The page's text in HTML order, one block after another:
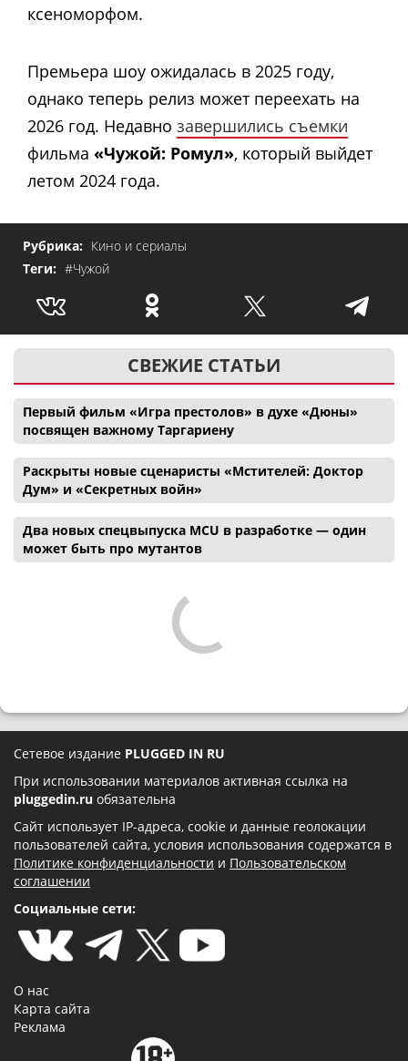
ксеноморфом.
Премьера шоу ожидалась в 2025 году,
однако теперь релиз может переехать на
2026 год. Недавно завершились съемки
фильма «Чужой: Ромул», который выйдет
летом 2024 года.
Рубрика: Кино и сериалы
Теги: #Чужой
СВЕЖИЕ СТАТЬИ
Первый фильм «Игра престолов» в духе «Дюны»
посвящен важному Таргариену
Раскрыты новые сценаристы «Мстителей: Доктор
Дум» и «Секретных войн»
Два новых спецвыпуска MCU в разработке — один
может быть про мутантов
Сетевое издание PLUGGED IN RU
При использовании материалов активная ссылка на
pluggedin.ru обязательна
Сайт использует IP-адреса, cookie и данные геолокации
пользователей сайта, условия использования содержатся в
Политике конфиденциальности и Пользовательском
соглашении
Социальные сети:
О нас
Карта сайта
Реклама